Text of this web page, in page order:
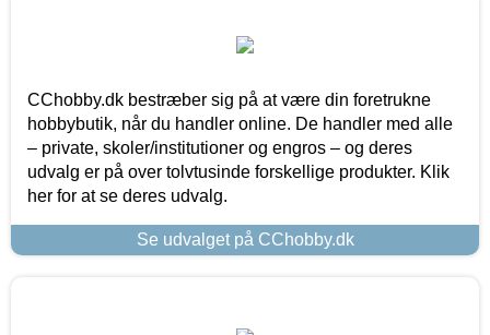
CChobby.dk bestræber sig på at være din foretrukne
hobbybutik, når du handler online. De handler med alle
– private, skoler/institutioner og engros – og deres
udvalg er på over tolvtusinde forskellige produkter. Klik
her for at se deres udvalg.
Se udvalget på CChobby.dk